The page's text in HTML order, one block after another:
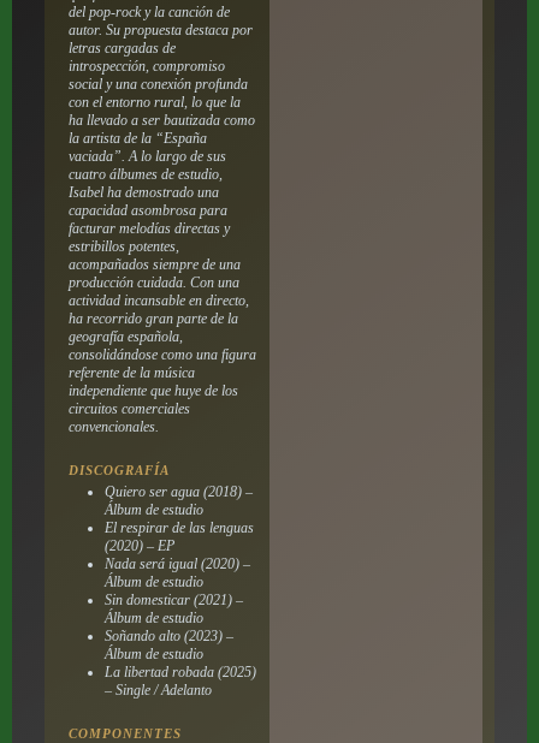
del pop-rock y la canción de
autor. Su propuesta destaca por
letras cargadas de
introspección, compromiso
social y una conexión profunda
con el entorno rural, lo que la
ha llevado a ser bautizada como
la artista de la “España
vaciada”. A lo largo de sus
cuatro álbumes de estudio,
Isabel ha demostrado una
capacidad asombrosa para
facturar melodías directas y
estribillos potentes,
acompañados siempre de una
producción cuidada. Con una
actividad incansable en directo,
ha recorrido gran parte de la
geografía española,
consolidándose como una figura
referente de la música
independiente que huye de los
circuitos comerciales
convencionales.
DISCOGRAFÍA
Quiero ser agua (2018) –
Álbum de estudio
El respirar de las lenguas
(2020) – EP
Nada será igual (2020) –
Álbum de estudio
Sin domesticar (2021) –
Álbum de estudio
Soñando alto (2023) –
Álbum de estudio
La libertad robada (2025)
– Single / Adelanto
COMPONENTES